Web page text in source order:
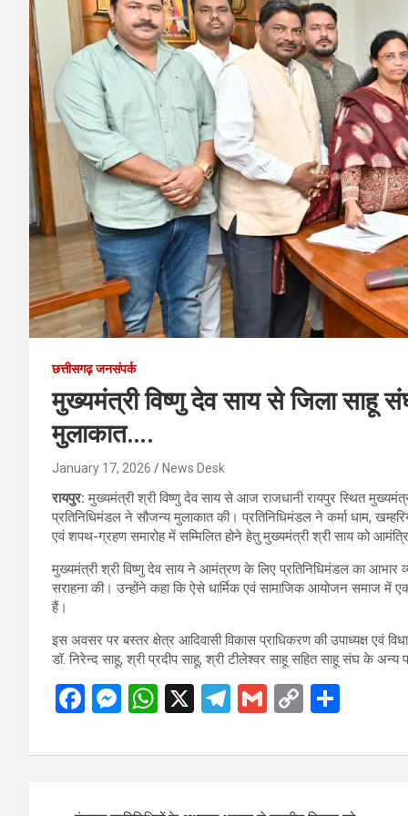
छत्तीसगढ़ जनसंपर्क
मुख्यमंत्री विष्णु देव साय से जिला साहू
मुलाकात….
January 17, 2026 News Desk
रायपुर:मुख्यमंत्री श्री विष्णु देव साय से आज राजधानी रायपुर स्थित
प्रतिनिधिमंडल ने सौजन्य मुलाकात की। प्रतिनिधिमंडल ने कर्मा धाम,
एवं शपथ-ग्रहण समारोह में सम्मिलित होने हेतु मुख्यमंत्री श्री साय को
मुख्यमंत्री श्री विष्णु देव साय ने आमंत्रण के लिए प्रतिनिधिमंडल का
सराहना की। उन्होंने कहा कि ऐसे धार्मिक एवं सामाजिक आयोजन समाज में
हैं।
इस अवसर पर बस्तर क्षेत्र आदिवासी विकास प्राधिकरण की उपाध्यक्ष एवं
डॉ. निरेन्द साहू, श्री प्रदीप साहू, श्री टीलेश्वर साहू सहित साहू संघ के अन्य
F
ce
M
se
W
at
X
T
e
G
ail
C
py ar